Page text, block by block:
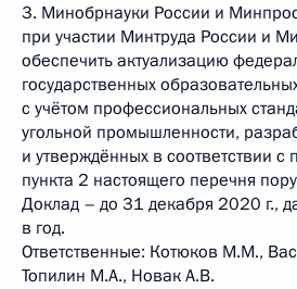
3. Минобрнауки России и
при участии Минтруда России и
обеспечить актуализацию
государственных
с учётом профессиональных
угольной промышленности,
и утверждённых в соответствии с
пункта 2 настоящего перечня
Доклад – до 31 декабря 2020 г.,
в год.
Ответственные: Котюков М.М.,
Топилин М.А., Новак А.В.